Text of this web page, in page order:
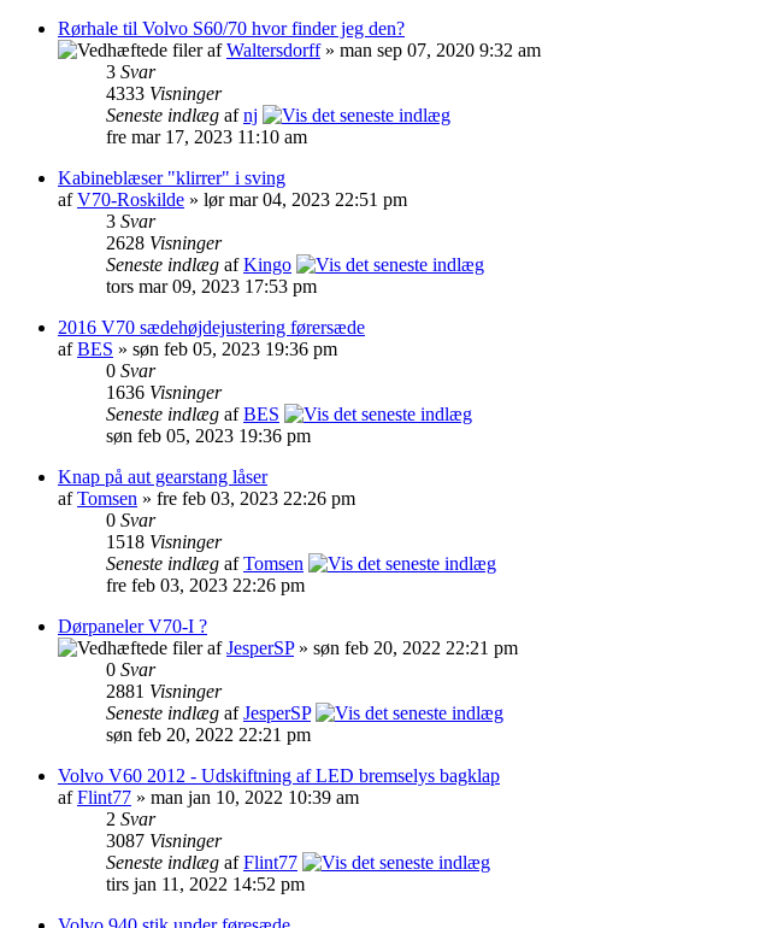
Rørhale til Volvo S60/70 hvor finder jeg den?
afWaltersdorff» man sep 07, 2020 9:32 am
3 Svar
4333 Visninger
Seneste indlæg afnj
fre mar 17, 2023 11:10 am
Kabineblæser "klirrer" i sving
afV70-Roskilde » lør mar 04, 2023 22:51 pm
3 Svar
2628 Visninger
Seneste indlæg afKingo
tors mar 09, 2023 17:53 pm
2016 V70 sædehøjdejustering førersæde
afBES » søn feb 05, 2023 19:36 pm
0 Svar
1636 Visninger
Seneste indlæg afBES
søn feb 05, 2023 19:36 pm
Knap på aut gearstang låser
afTomsen » fre feb 03, 2023 22:26 pm
0 Svar
1518 Visninger
Seneste indlæg afTomsen
fre feb 03, 2023 22:26 pm
Dørpaneler V70-I ?
afJesperSP» søn feb 20, 2022 22:21 pm
0 Svar
2881 Visninger
Seneste indlæg afJesperSP
søn feb 20, 2022 22:21 pm
Volvo V60 2012 - Udskiftning af LED bremselys bagklap
afFlint77 » man jan 10, 2022 10:39 am
2 Svar
3087 Visninger
Seneste indlæg afFlint77
tirs jan 11, 2022 14:52 pm